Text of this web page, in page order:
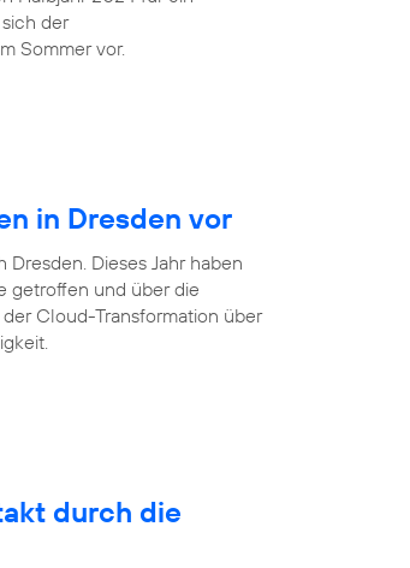
der
Sommer vor.
in Dresden vor
Dieses Jahr haben
getroffen und über die
Cloud-Transformation über
durch die